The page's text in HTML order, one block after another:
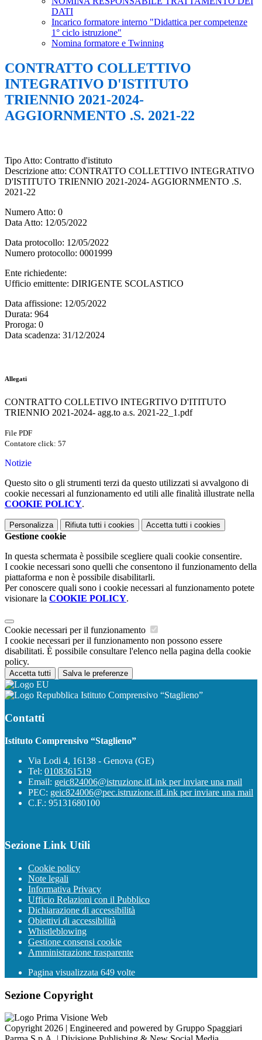
DATI
Incarico formatore interno "Didattica per competenze
1° ciclo istruzione"
Nomina formatore e Twinning
CONTRATTO COLLETTIVO
INTEGRATIVO D'ISTITUTO
TRIENNIO 2021-2024-
AGGIORNMENTO .S. 2021-22
Tipo Atto: Contratto d'istituto
Descrizione atto: CONTRATTO COLLETTIVO INTEGRATIVO
D'ISTITUTO TRIENNIO 2021-2024- AGGIORNMENTO .S.
2021-22
Numero Atto: 0
Data Atto: 12/05/2022
Data protocollo: 12/05/2022
Numero protocollo: 0001999
Ente richiedente:
Ufficio emittente: DIRIGENTE SCOLASTICO
Data affissione: 12/05/2022
Durata: 964
Proroga: 0
Data scadenza: 31/12/2024
Allegati
CONTRATTO COLLETIVO INTEGRTIVO D'ITITUTO
TRIENNIO 2021-2024- agg.to a.s. 2021-22_1.pdf
File PDF
Contatore click: 57
Notizie
Questo sito o gli strumenti terzi da questo utilizzati si avvalgono di
cookie necessari al funzionamento ed utili alle finalità illustrate nella
COOKIE POLICY.
Personalizza Rifiuta tutti i cookies Accetta tutti i cookies
Gestione cookie
In questa schermata è possibile scegliere quali cookie consentire.
I cookie necessari sono quelli che consentono il funzionamento della
piattaforma e non è possibile disabilitarli.
Per conoscere quali sono i cookie necessari al funzionamento potete
visionare la COOKIE POLICY.
Cookie necessari per il funzionamento
I cookie necessari per il funzionamento non possono essere
disabilitati. È possibile consultare l'elenco nella pagina della cookie
policy.
Accetta tutti Salva le preferenze
Istituto Comprensivo “Staglieno”
Contatti
Istituto Comprensivo “Staglieno”
Via Lodi 4, 16138 - Genova (GE)
Tel: 0108361519
Email: geic824006@istruzione.itLink per inviare una mail
PEC: geic824006@pec.istruzione.itLink per inviare una mail
C.F.: 95131680100
Sezione Link Utili
Cookie policy
Note legali
Informativa Privacy
Ufficio Relazioni con il Pubblico
Dichiarazione di accessibilità
Obiettivi di accessibilità
Whistleblowing
Gestione consensi cookie
Amministrazione trasparente
Pagina visualizzata 649 volte
Sezione Copyright
Copyright 2026 | Engineered and powered by Gruppo Spaggiari